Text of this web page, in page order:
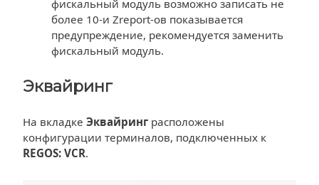
фискальный модуль возможно записать не
более 10-и Zreport-ов показывается
предупреждение, рекомендуется заменить
фискальный модуль.
Эквайринг
На вкладке Эквайринг расположены
конфигурации терминалов, подключенных к
REGOS: VCR.